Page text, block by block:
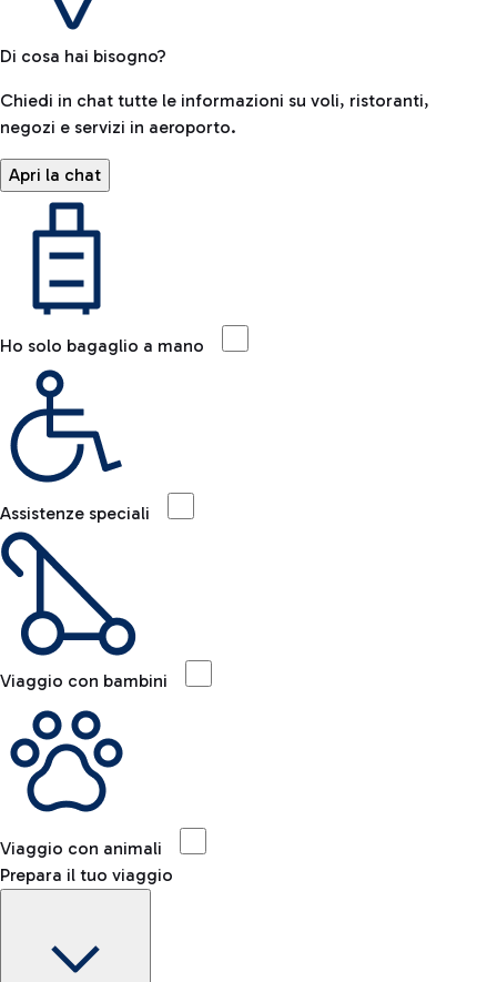
Di cosa hai bisogno?
Chiedi in chat tutte le informazioni su voli, ristoranti,
negozi e servizi in aeroporto.
Apri la chat
Ho solo bagaglio a mano
Assistenze speciali
Viaggio con bambini
Viaggio con animali
Prepara il tuo viaggio